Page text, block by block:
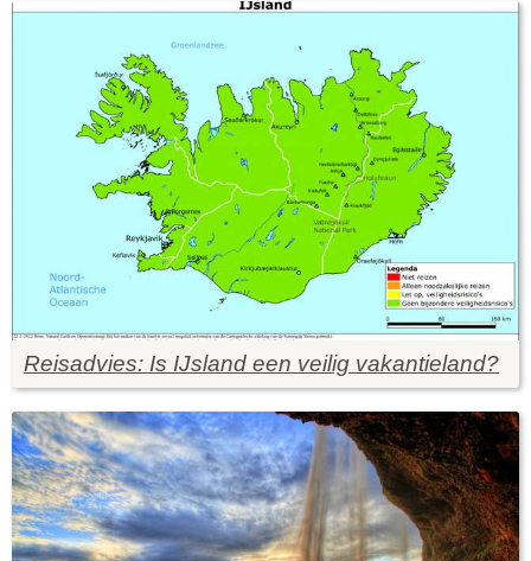
Reisadvies: Is IJsland een veilig vakantieland?